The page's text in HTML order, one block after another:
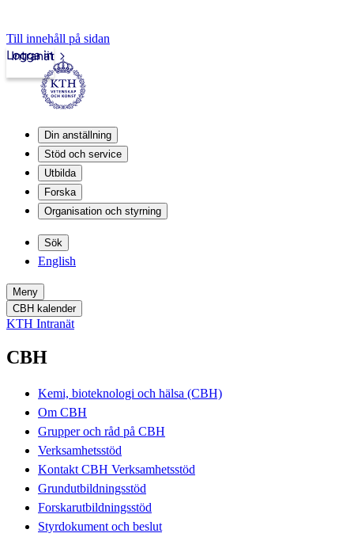
Till innehåll på sidan
Intranät
Logga in
Din anställning
Stöd och service
Utbilda
Forska
Organisation och styrning
Sök
English
Meny
CBH kalender
KTH Intranät
CBH
Kemi, bioteknologi och hälsa (CBH)
Om CBH
Grupper och råd på CBH
Verksamhetsstöd
Kontakt CBH Verksamhetsstöd
Grundutbildningsstöd
Forskarutbildningsstöd
Styrdokument och beslut